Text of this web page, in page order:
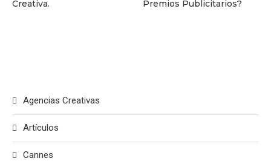
Creativa.
Premios Publicitarios?
Agencias Creativas
Artículos
Cannes